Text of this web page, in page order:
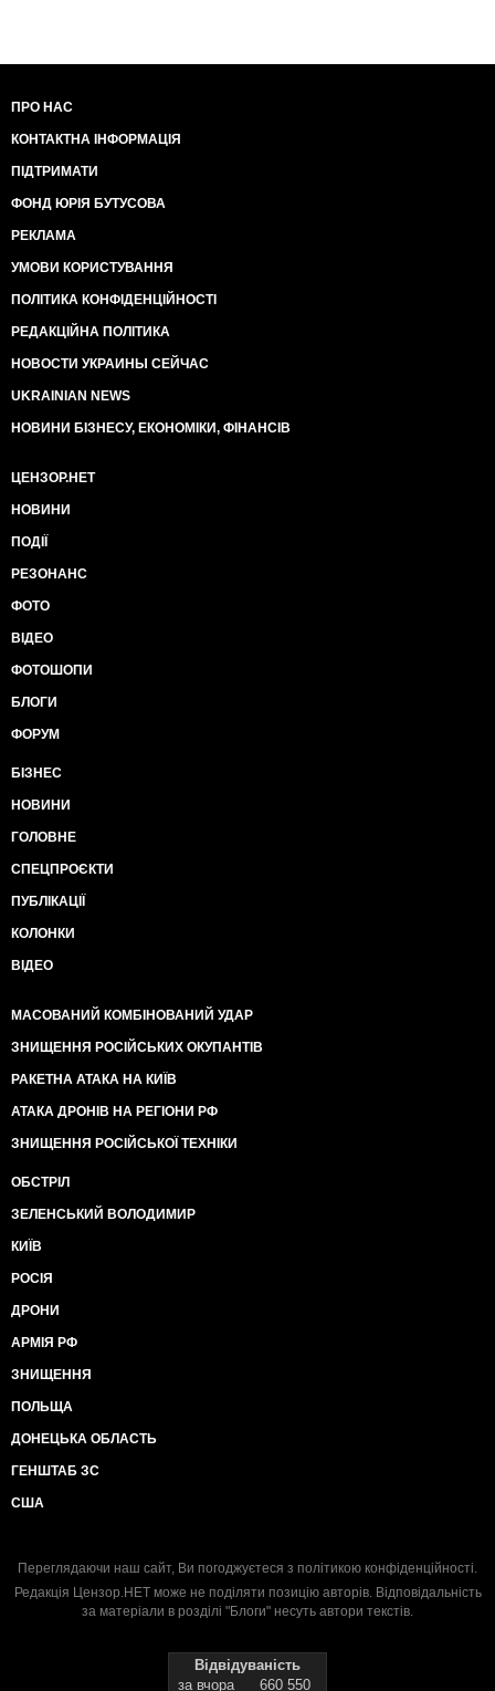
ПРО НАС
КОНТАКТНА ІНФОРМАЦІЯ
ПІДТРИМАТИ
ФОНД ЮРІЯ БУТУСОВА
РЕКЛАМА
УМОВИ КОРИСТУВАННЯ
ПОЛІТИКА КОНФІДЕНЦІЙНОСТІ
РЕДАКЦІЙНА ПОЛІТИКА
НОВОСТИ УКРАИНЫ СЕЙЧАС
UKRAINIAN NEWS
НОВИНИ БІЗНЕСУ, ЕКОНОМІКИ, ФІНАНСІВ
ЦЕНЗОР.НЕТ
НОВИНИ
ПОДІЇ
РЕЗОНАНС
ФОТО
ВІДЕО
ФОТОШОПИ
БЛОГИ
ФОРУМ
БІЗНЕС
НОВИНИ
ГОЛОВНЕ
СПЕЦПРОЄКТИ
ПУБЛІКАЦІЇ
КОЛОНКИ
ВІДЕО
МАСОВАНИЙ КОМБІНОВАНИЙ УДАР
ЗНИЩЕННЯ РОСІЙСЬКИХ ОКУПАНТІВ
РАКЕТНА АТАКА НА КИЇВ
АТАКА ДРОНІВ НА РЕГІОНИ РФ
ЗНИЩЕННЯ РОСІЙСЬКОЇ ТЕХНІКИ
ОБСТРІЛ
ЗЕЛЕНСЬКИЙ ВОЛОДИМИР
КИЇВ
РОСІЯ
ДРОНИ
АРМІЯ РФ
ЗНИЩЕННЯ
ПОЛЬЩА
ДОНЕЦЬКА ОБЛАСТЬ
ГЕНШТАБ ЗС
США
Переглядаючи наш сайт, Ви погоджуєтеся з політикою конфіденційності.
Редакція Цензор.НЕТ може не поділяти позицію авторів. Відповідальність
за матеріали в розділі "Блоги" несуть автори текстів.
Відвідуваність
за вчора
660 550